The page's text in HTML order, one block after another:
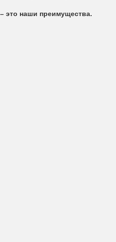
это наши преимущества.